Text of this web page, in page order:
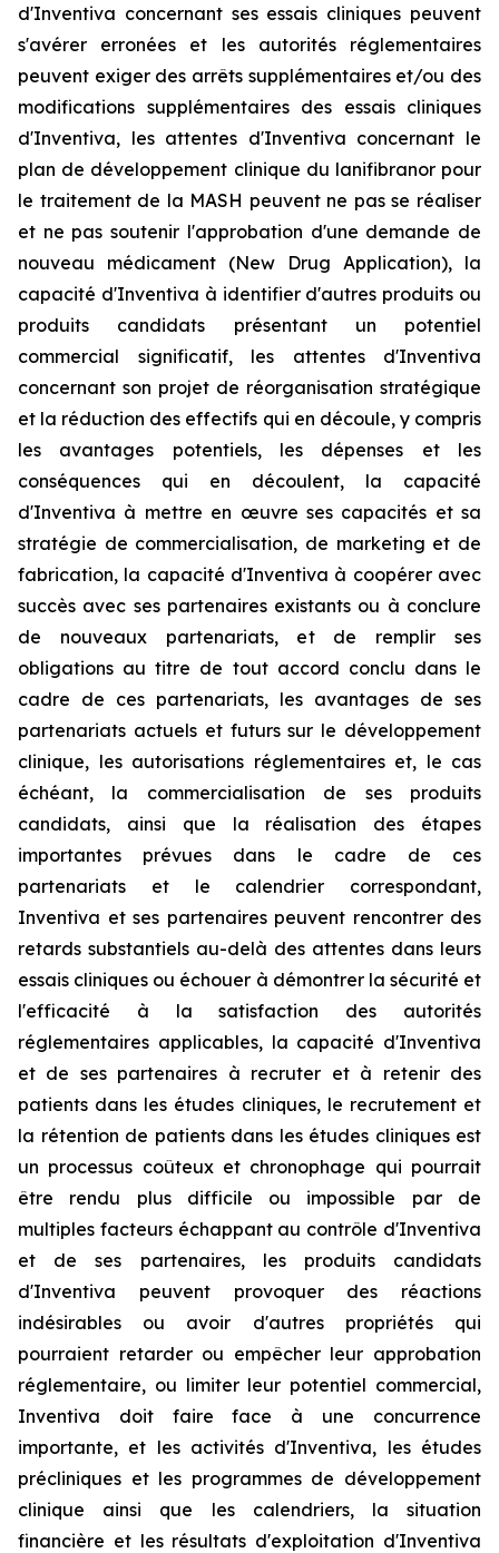
d'Inventiva concernant ses essais cliniques peuvent
s'avérer erronées et les autorités réglementaires
peuvent exiger des arrêts supplémentaires et/ou des
modifications supplémentaires des essais cliniques
d'Inventiva, les attentes d'Inventiva concernant le
plan de développement clinique du lanifibranor pour
le traitement de la MASH peuvent ne pas se réaliser
et ne pas soutenir l'approbation d'une demande de
nouveau médicament (New Drug Application), la
capacité d'Inventiva à identifier d'autres produits ou
produits candidats présentant un potentiel
commercial significatif, les attentes d'Inventiva
concernant son projet de réorganisation stratégique
et la réduction des effectifs qui en découle, y compris
les avantages potentiels, les dépenses et les
conséquences qui en découlent, la capacité
d'Inventiva à mettre en œuvre ses capacités et sa
stratégie de commercialisation, de marketing et de
fabrication, la capacité d'Inventiva à coopérer avec
succès avec ses partenaires existants ou à conclure
de nouveaux partenariats, et de remplir ses
obligations au titre de tout accord conclu dans le
cadre de ces partenariats, les avantages de ses
partenariats actuels et futurs sur le développement
clinique, les autorisations réglementaires et, le cas
échéant, la commercialisation de ses produits
candidats, ainsi que la réalisation des étapes
importantes prévues dans le cadre de ces
partenariats et le calendrier correspondant,
Inventiva et ses partenaires peuvent rencontrer des
retards substantiels au-delà des attentes dans leurs
essais cliniques ou échouer à démontrer la sécurité et
l'efficacité à la satisfaction des autorités
réglementaires applicables, la capacité d'Inventiva
et de ses partenaires à recruter et à retenir des
patients dans les études cliniques, le recrutement et
la rétention de patients dans les études cliniques est
un processus coûteux et chronophage qui pourrait
être rendu plus difficile ou impossible par de
multiples facteurs échappant au contrôle d'Inventiva
et de ses partenaires, les produits candidats
d'Inventiva peuvent provoquer des réactions
indésirables ou avoir d'autres propriétés qui
pourraient retarder ou empêcher leur approbation
réglementaire, ou limiter leur potentiel commercial,
Inventiva doit faire face à une concurrence
importante, et les activités d'Inventiva, les études
précliniques et les programmes de développement
clinique ainsi que les calendriers, la situation
financière et les résultats d'exploitation d'Inventiva